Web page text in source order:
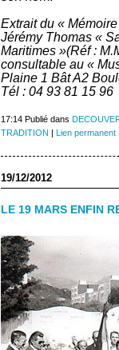
Extrait du «
Jérémy Thomas «
Maritimes »(Réf :
consultable au «
Plaine 1 Bât A2
Tél : 04 93 81 15 96
17:14 Publié dans
TRADITION
Lien permanent
19/12/2012
LE 19 MARS ENFIN